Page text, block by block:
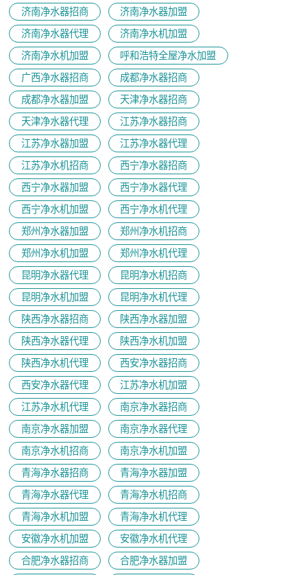
济南净水器招商
济南净水器加盟
济南净水器代理
济南净水机加盟
济南净水机加盟
呼和浩特全屋净水加盟
广西净水器招商
成都净水器招商
成都净水器加盟
天津净水器招商
天津净水器代理
江苏净水器招商
江苏净水器加盟
江苏净水器代理
江苏净水机招商
西宁净水器招商
西宁净水器加盟
西宁净水器代理
西宁净水机加盟
西宁净水机代理
郑州净水器加盟
郑州净水机招商
郑州净水机加盟
郑州净水机代理
昆明净水器代理
昆明净水机招商
昆明净水机加盟
昆明净水机代理
陕西净水器招商
陕西净水器加盟
陕西净水器代理
陕西净水机加盟
陕西净水机代理
西安净水器招商
西安净水器代理
江苏净水机加盟
江苏净水机代理
南京净水器招商
南京净水器加盟
南京净水器代理
​南京净水机招商
南京净水机加盟
青海净水器招商
青海净水器加盟
青海净水器代理
青海净水机招商
青海净水机加盟
青海净水机代理
安徽净水机加盟
安徽净水机代理
合肥净水器招商
合肥净水器加盟